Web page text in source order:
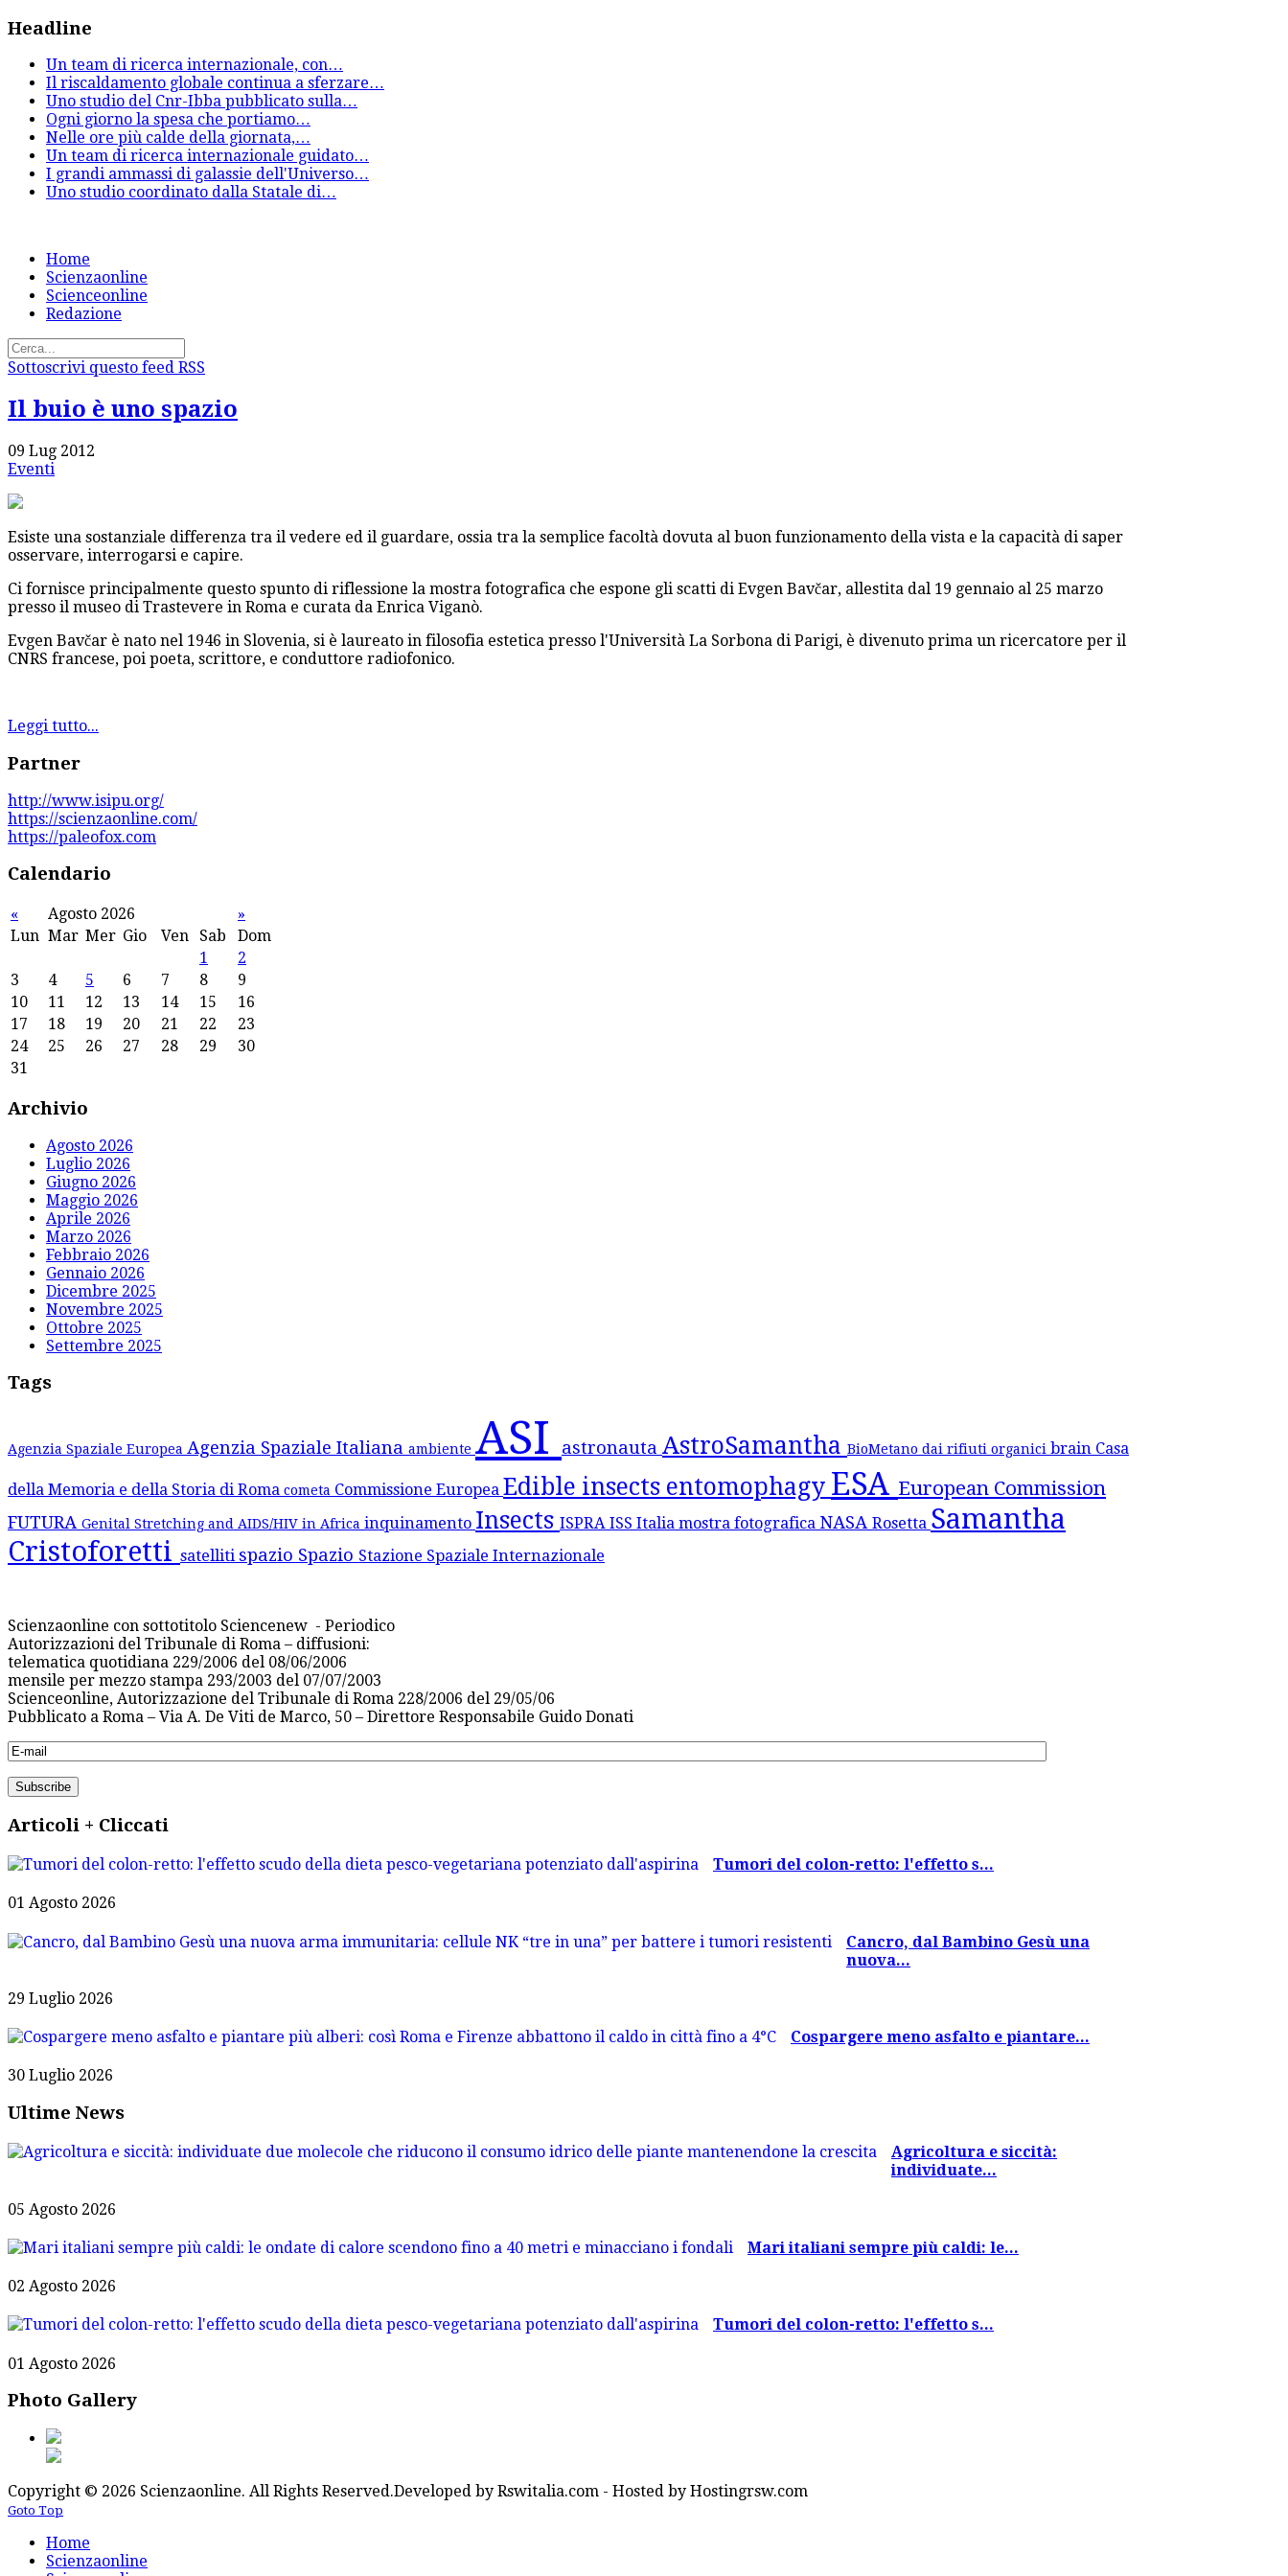
Headline
Un team di ricerca internazionale, con…
Il riscaldamento globale continua a sferzare…
Uno studio del Cnr-Ibba pubblicato sulla…
Ogni giorno la spesa che portiamo…
Nelle ore più calde della giornata,…
Un team di ricerca internazionale guidato…
I grandi ammassi di galassie dell'Universo…
Uno studio coordinato dalla Statale di…
Home
Scienzaonline
Scienceonline
Redazione
Sottoscrivi questo feed RSS
Il buio è uno spazio
09 Lug 2012
Eventi
Esiste una sostanziale differenza tra il vedere ed il guardare, ossia tra la semplice facoltà dovuta al buon funzionamento della vista e la capacità di saper
osservare, interrogarsi e capire.
Ci fornisce principalmente questo spunto di riflessione la mostra fotografica che espone gli scatti di Evgen Bavčar, allestita dal 19 gennaio al 25 marzo
presso il museo di Trastevere in Roma e curata da Enrica Viganò.
Evgen Bavčar è nato nel 1946 in Slovenia, si è laureato in filosofia estetica presso l'Università La Sorbona di Parigi, è divenuto prima un ricercatore per il
CNRS francese, poi poeta, scrittore, e conduttore radiofonico.
Leggi tutto...
Partner
http://www.isipu.org/
https://scienzaonline.com/
https://paleofox.com
Calendario
« Agosto 2026
»
Lun Mar Mer Gio Ven Sab
Dom
1
2
3
4 5 6 7 8
9
10
11 12 13 14 15
16
17
18 19 20 21 22
23
24
25 26 27 28 29
30
31
Archivio
Agosto 2026
Luglio 2026
Giugno 2026
Maggio 2026
Aprile 2026
Marzo 2026
Febbraio 2026
Gennaio 2026
Dicembre 2025
Novembre 2025
Ottobre 2025
Settembre 2025
Tags
Agenzia Spaziale Europea Agenzia Spaziale Italiana ambiente ASI astronauta AstroSamantha BioMetano dai rifiuti organici brain Casa
della Memoria e della Storia di Roma cometa Commissione Europea Edible insects entomophagy ESA European Commission
FUTURA Genital Stretching and AIDS/HIV in Africa inquinamento Insects ISPRA ISS Italia mostra fotografica NASA Rosetta Samantha
Cristoforetti satelliti spazio Spazio Stazione Spaziale Internazionale
Scienzaonline con sottotitolo Sciencenew - Periodico
Autorizzazioni del Tribunale di Roma – diffusioni:
telematica quotidiana 229/2006 del 08/06/2006
mensile per mezzo stampa 293/2003 del 07/07/2003
Scienceonline, Autorizzazione del Tribunale di Roma 228/2006 del 29/05/06
Pubblicato a Roma – Via A. De Viti de Marco, 50 – Direttore Responsabile Guido Donati
Articoli + Cliccati
Tumori del colon-retto: l'effetto s...
01 Agosto 2026
Cancro, dal Bambino Gesù una
nuova...
29 Luglio 2026
Cospargere meno asfalto e piantare...
30 Luglio 2026
Ultime News
Agricoltura e siccità:
individuate...
05 Agosto 2026
Mari italiani sempre più caldi: le...
02 Agosto 2026
Tumori del colon-retto: l'effetto s...
01 Agosto 2026
Photo Gallery
Copyright © 2026 Scienzaonline. All Rights Reserved.Developed by Rswitalia.com - Hosted by Hostingrsw.com
Goto Top
Home
Scienzaonline